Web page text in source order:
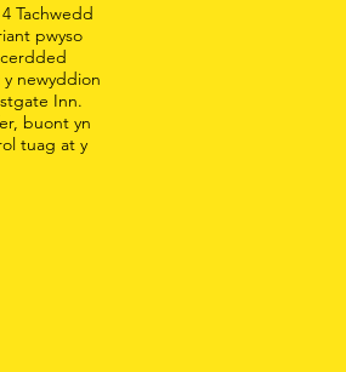
Tachwedd
pwyso
y newyddion
Inn.
buont yn
tuag at y